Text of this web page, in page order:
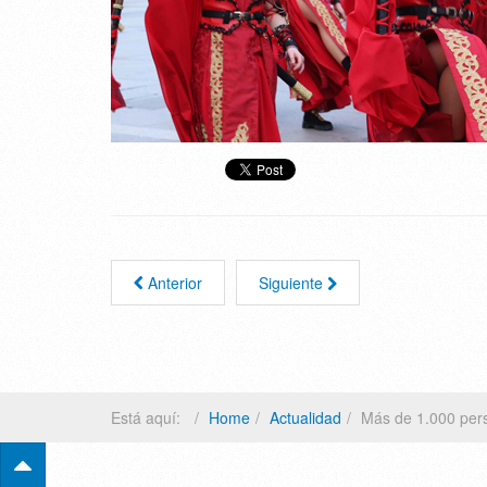
Anterior Siguiente
Está aquí: Home Actualidad Más de 1.000